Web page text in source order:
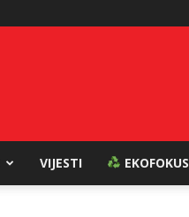
VIJESTI EKOFOKUS